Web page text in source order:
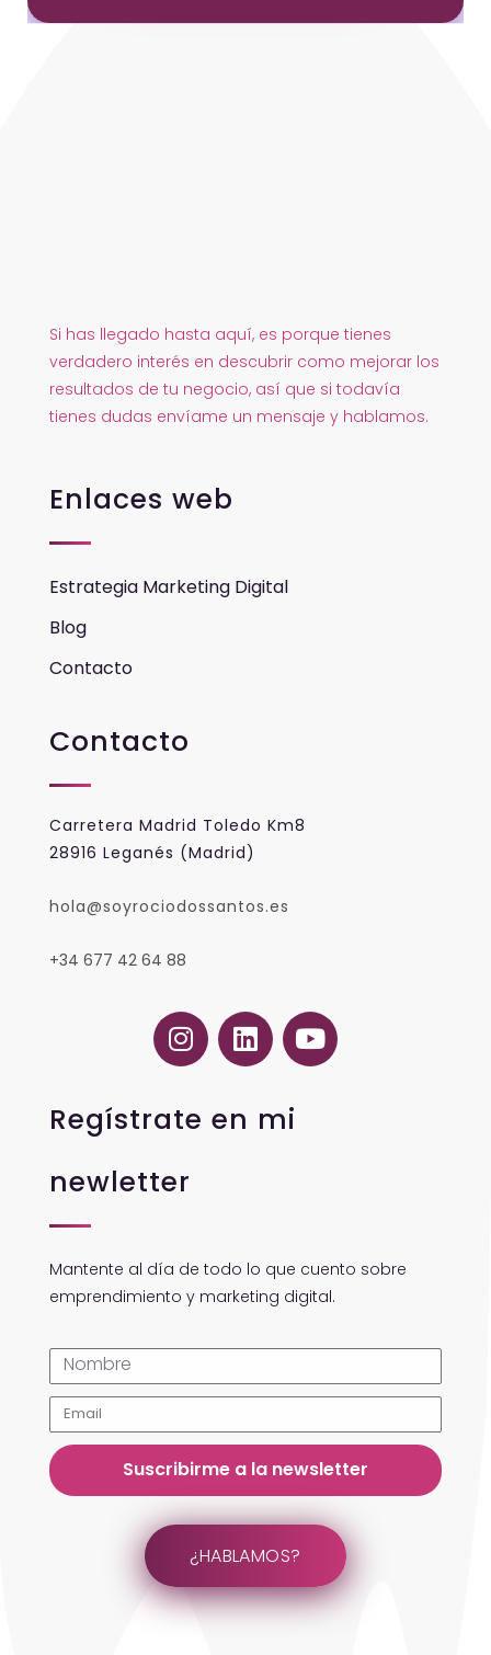
Si has llegado hasta aquí, es porque tienes
verdadero interés en descubrir como mejorar los
resultados de tu negocio, así que si todavía
tienes dudas envíame un mensaje y hablamos.
Enlaces web
Estrategia Marketing Digital
Blog
Contacto
Contacto
Carretera Madrid Toledo Km8
28916 Leganés (Madrid)
hola@soyrociodossantos.es
+34 677 42 64 88
Regístrate en mi
newletter
Mantente al día de todo lo que cuento sobre
emprendimiento y marketing digital.
Suscribirme a la newsletter
¿HABLAMOS?